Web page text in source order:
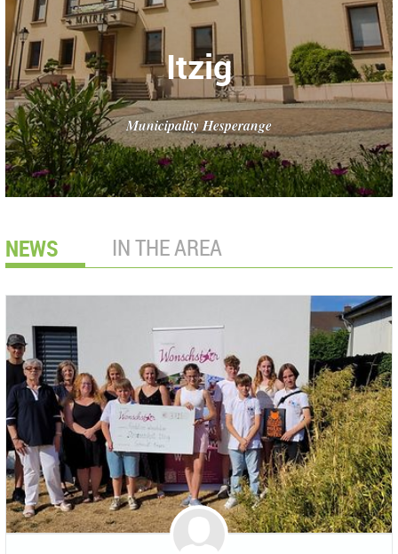
Itzig
Municipality Hesperange
NEWS IN THE AREA